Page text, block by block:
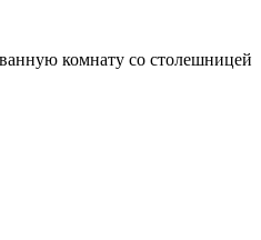
комнату со столешницей